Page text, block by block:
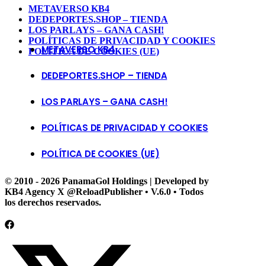
METAVERSO KB4
DEDEPORTES.SHOP – TIENDA
LOS PARLAYS – GANA CASH!
POLÍTICAS DE PRIVACIDAD Y COOKIES
POLÍTICA DE COOKIES (UE)
METAVERSO KB4
DEDEPORTES.SHOP – TIENDA
LOS PARLAYS – GANA CASH!
POLÍTICAS DE PRIVACIDAD Y COOKIES
POLÍTICA DE COOKIES (UE)
© 2010 - 2026 PanamaGol Holdings | Developed by
KB4 Agency X @ReloadPublisher • V.6.0 • Todos
los derechos reservados.